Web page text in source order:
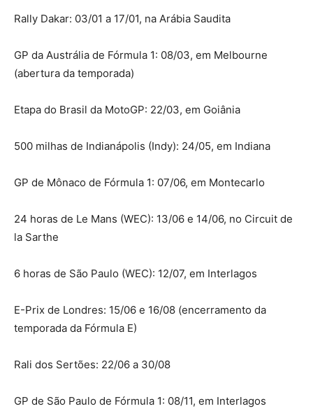
Rally Dakar: 03/01 a 17/01, na Arábia Saudita
GP da Austrália de Fórmula 1: 08/03, em Melbourne
(abertura da temporada)
Etapa do Brasil da MotoGP: 22/03, em Goiânia
500 milhas de Indianápolis (Indy): 24/05, em Indiana
GP de Mônaco de Fórmula 1: 07/06, em Montecarlo
24 horas de Le Mans (WEC): 13/06 e 14/06, no Circuit de
la Sarthe
6 horas de São Paulo (WEC): 12/07, em Interlagos
E-Prix de Londres: 15/06 e 16/08 (encerramento da
temporada da Fórmula E)
Rali dos Sertões: 22/06 a 30/08
GP de São Paulo de Fórmula 1: 08/11, em Interlagos